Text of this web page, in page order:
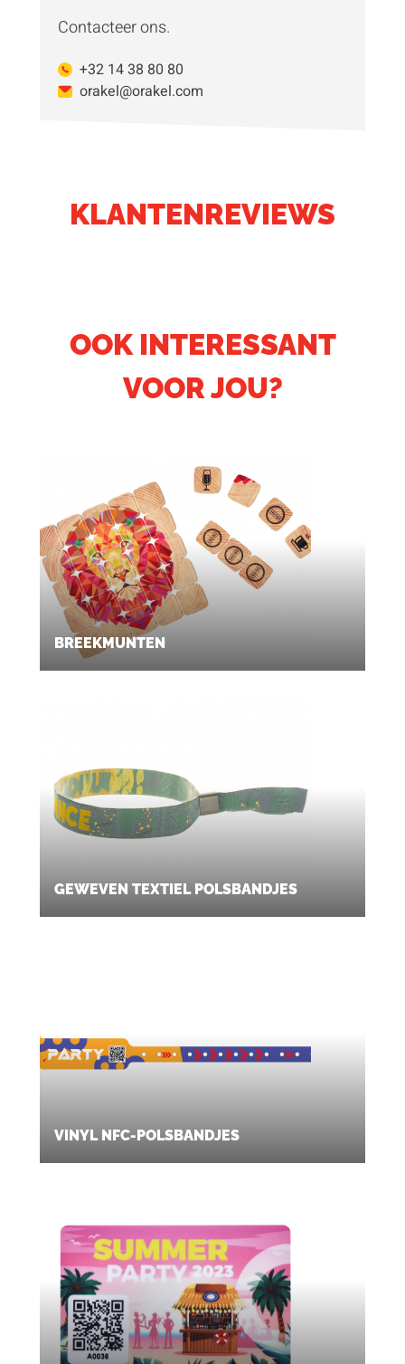
Contacteer ons.
+32 14 38 80 80
orakel@orakel.com
KLANTENREVIEWS
OOK INTERESSANT
VOOR JOU?
BREEKMUNTEN
GEWEVEN TEXTIEL POLSBANDJES
VINYL NFC-POLSBANDJES